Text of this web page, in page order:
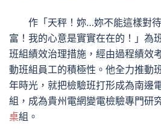
作「天秤！妳…妳不能這樣對
富！我的心意是實實在在的！」為
班組績效治理措施，經由過程績效
動班組員工的積極性。他全力推動
年時光，就把檢驗班打形成為南邊
組，成為貴州電網變電檢驗專門研
桌組。